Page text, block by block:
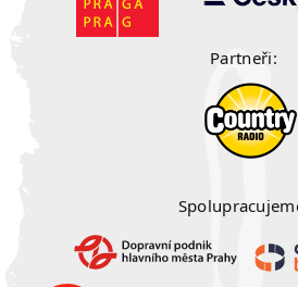
Partneři: